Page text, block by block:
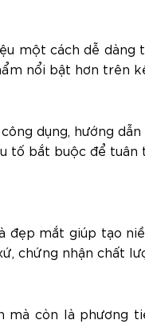
một cách dễ dàng
nổi bật hơn trên
dụng, hướng dẫn
tố bắt buộc để
mắt giúp tạo
chứng nhận chất
còn là phương